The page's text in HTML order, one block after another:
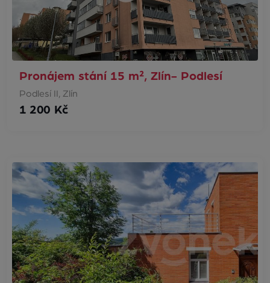
Pronájem stání 15 m², Zlín- Podlesí
Podlesí II, Zlín
1 200 Kč